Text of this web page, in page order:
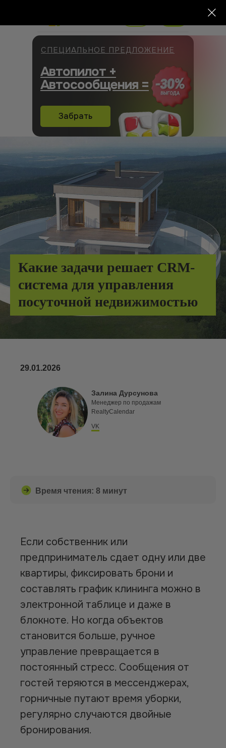
Автопилот +
Автосообщения =
СПЕЦИАЛЬНОЕ ПРЕДЛОЖЕНИЕ
Забрать
Какие задачи решает CRM-
система для управления
посуточной недвижимостью
29.01.2026
Залина Дурсунова
VK
Менеджер по продажам
RealtyCalendar
Время чтения: 8 минут
Если собственник или
предприниматель сдает одну или две
квартиры, фиксировать брони и
составлять график клининга можно в
электронной таблице и даже в
блокноте. Но когда объектов
становится больше, ручное
управление превращается в
постоянный стресс. Сообщения от
гостей теряются в мессенджерах,
горничные путают время уборки,
регулярно случаются двойные
бронирования.